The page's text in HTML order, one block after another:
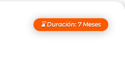
⌛ Duración: 7 Meses